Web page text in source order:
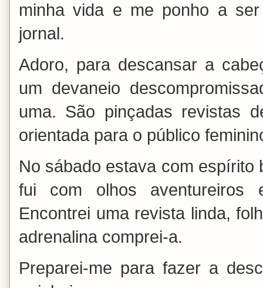
minha vida e me ponho a
jornal.
Adoro, para descansar a
um devaneio
uma. São pinçadas revistas
orientada para o público
No sábado estava com espírito
fui com olhos
Encontrei uma revista linda,
adrenalina comprei-a.
Preparei-me para fazer a